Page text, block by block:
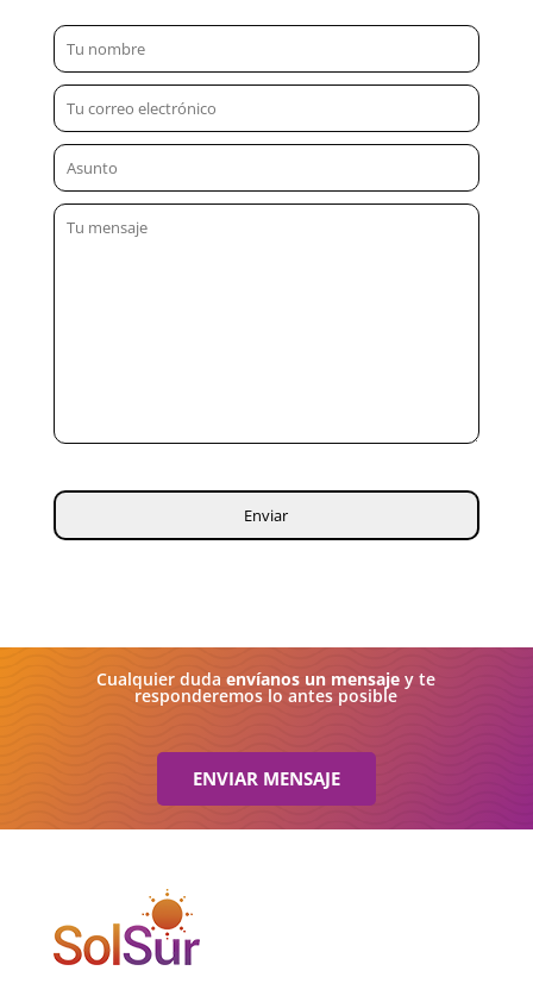
Cualquier dudaenvíanos un mensaje y te
responderemos lo antes posible
ENVIAR MENSAJE